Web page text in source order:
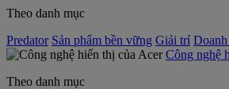
Theo danh mục
Predator Sản phẩm bền vững Giải trí
Công nghệ
Theo danh mục